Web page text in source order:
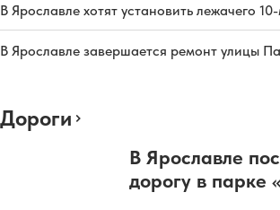
В Ярославле хотят установить лежачего
В Ярославле завершается ремонт улицы
Дороги
В Ярославле
дорогу в парке